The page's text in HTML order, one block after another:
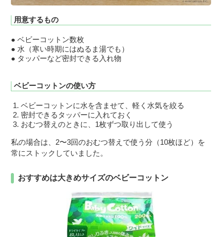
用意するもの
ベビーコットン数枚
水（寒い時期にはぬるま湯でも）
タッパーなど密封できる入れ物
ベビーコットンの使い方
ベビーコットンに水を含ませて、軽く水気を絞る
密封できるタッパーに入れておく
おむつ替えのときに、1枚ずつ取り出して使う
私の場合は、2〜3回のおむつ替えで使う分（10枚ほど）を
常にストックしていました。
おすすめは大きめサイズのベビーコットン